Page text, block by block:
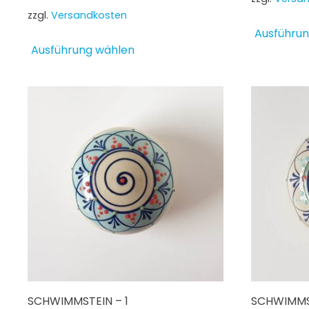
zzgl. Versandkosten
Ausführung wählen
Die
Optionen
können
auf
der
Produktseite
gewählt
SCHWIMMSTEIN – 1